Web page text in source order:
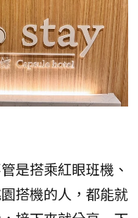
是搭乘紅眼班機、
搭機的人，都能就